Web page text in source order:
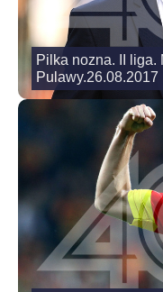
Pilka nozna. II liga.
Pulawy.26.08.2017